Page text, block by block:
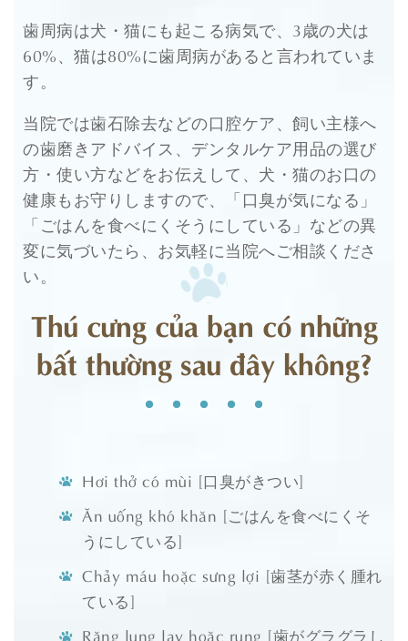
歯周病は犬・猫にも起こる病気で、3歳の犬は
60%、猫は80%に歯周病があると言われていま
す。
当院では歯石除去などの口腔ケア、飼い主様へ
の歯磨きアドバイス、デンタルケア用品の選び
方・使い方などをお伝えして、犬・猫のお口の
健康もお守りしますので、「口臭が気になる」
「ごはんを食べにくそうにしている」などの異
変に気づいたら、お気軽に当院へご相談くださ
い。
Thú cưng của bạn có những
bất thường sau đây không?
Hơi thở có mùi [口臭がきつい]
Ăn uống khó khăn [ごはんを食べにくそ
うにしている]
Chảy máu hoặc sưng lợi [歯茎が赤く腫れ
ている]
Răng lung lay hoặc rụng [歯がグラグラし